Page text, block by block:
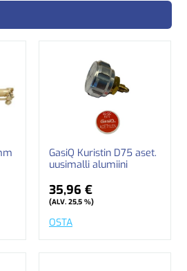
GasiQ Kuristin D75 aset.
uusimalli alumiini
35,96 €
(ALV. 25,5 %)
OSTA